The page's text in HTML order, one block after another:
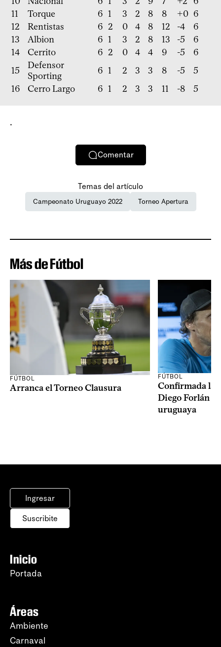
11
Torque 6 1 3 2 8 8 +0 6
12
Rentistas 6 2 0 4 8 12 -4
6
13
Albion 6 1 3 2 8 13 -5
6
14
Cerrito 6 2 0 4 4 9 -5
6
15
Defensor
Sporting
6 1 2 3 3 8 -5
5
16
Cerro Largo 6 1 2 3 3 11 -8 5
.
Comentar
Temas del artículo
Campeonato Uruguayo 2022 Torneo Apertura
Más de Fútbol
FÚTBOL
Arranca el Torneo Clausura
FÚTBOL
Confirmada la
Diego Forlán
uruguaya
Ingresar
Suscribite
Inicio
Portada
Áreas
Ambiente
Carnaval